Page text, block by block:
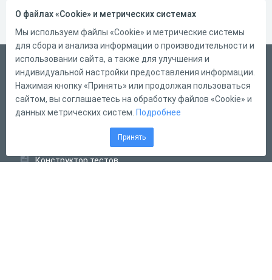
Русский
Справка
Форма обратной связи
Конструктор тестов
О файлах «Cookie» и метрических системах
Мы используем файлы «Cookie» и метрические системы
для сбора и анализа информации о производительности и
использовании сайта, а также для улучшения и
индивидуальной настройки предоставления информации.
Нажимая кнопку «Принять» или продолжая пользоваться
сайтом, вы соглашаетесь на обработку файлов «Cookie» и
данных метрических систем. Подробнее
Принять